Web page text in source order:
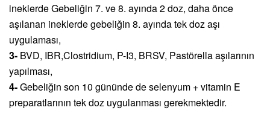
ineklerde Gebeliğin 7. ve 8. ayında 2 doz, daha önce
aşılanan ineklerde gebeliğin 8. ayında tek doz aşı
uygulaması,
3- BVD, IBR,Clostridium, P-I3, BRSV, Pastörella aşılarının
yapılması,
4-Gebeliğin son 10 gününde de selenyum + vitamin E
preparatlarının tek doz uygulanması gerekmektedir.